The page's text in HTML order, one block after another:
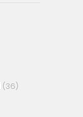
(36)